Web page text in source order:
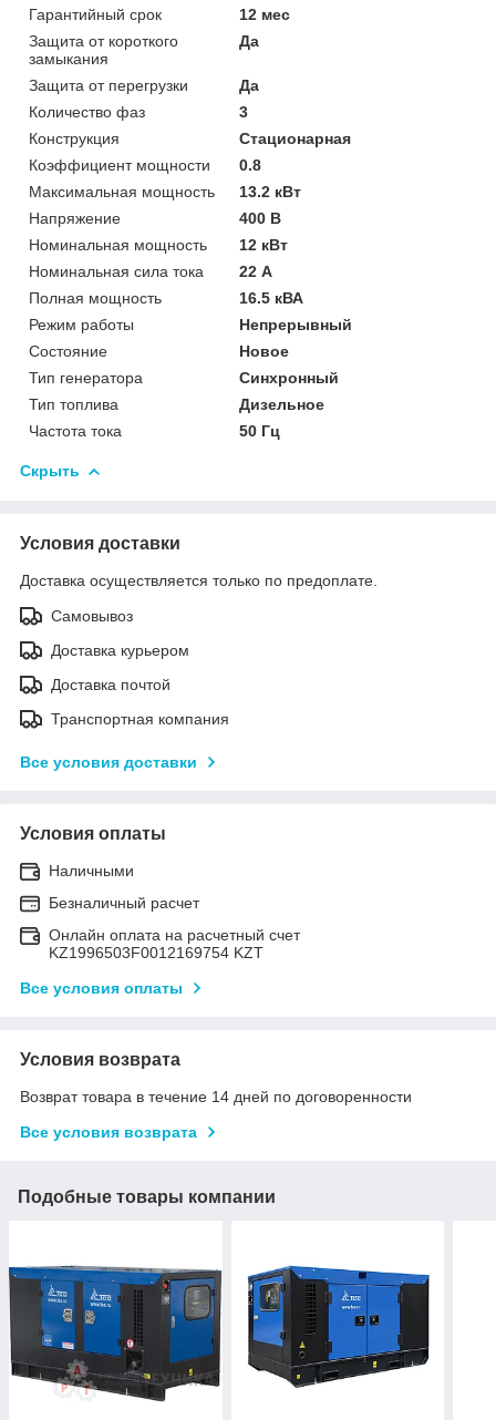
Гарантийный срок
12 мес
Защита от короткого
замыкания
Да
Защита от перегрузки
Да
Количество фаз
3
Конструкция
Стационарная
Коэффициент мощности
0.8
Максимальная мощность
13.2 кВт
Напряжение
400 В
Номинальная мощность
12 кВт
Номинальная сила тока
22 А
Полная мощность
16.5 кВА
Режим работы
Непрерывный
Состояние
Новое
Тип генератора
Синхронный
Тип топлива
Дизельное
Частота тока
50 Гц
Скрыть
Условия доставки
Доставка осуществляется только по предоплате.
Самовывоз
Доставка курьером
Доставка почтой
Транспортная компания
Все условия доставки
Условия оплаты
Наличными
Безналичный расчет
Онлайн оплата на расчетный счет
KZ1996503F0012169754 KZT
Все условия оплаты
Условия возврата
Возврат товара в течение 14 дней по договоренности
Все условия возврата
Подобные товары компании